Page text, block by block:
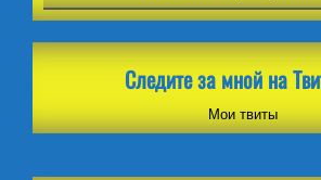
Следите за мной на
Мои твиты